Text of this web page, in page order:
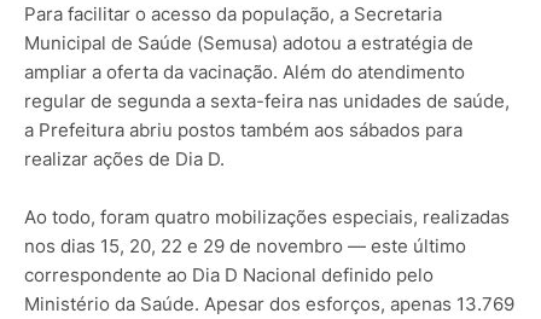
Para facilitar o acesso da população, a Secretaria
Municipal de Saúde (Semusa) adotou a estratégia de
ampliar a oferta da vacinação. Além do atendimento
regular de segunda a sexta-feira nas unidades de saúde,
a Prefeitura abriu postos também aos sábados para
realizar ações de Dia D.
Ao todo, foram quatro mobilizações especiais, realizadas
nos dias 15, 20, 22 e 29 de novembro — este último
correspondente ao Dia D Nacional definido pelo
Ministério da Saúde. Apesar dos esforços, apenas 13.769